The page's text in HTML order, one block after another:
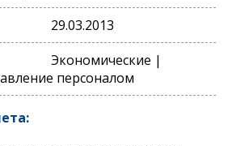
29.03.2013
Экономические |
персоналом